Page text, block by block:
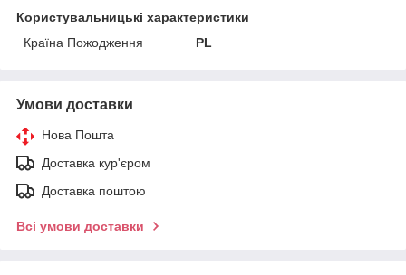
Користувальницькі характеристики
Країна Пожодження
PL
Умови доставки
Нова Пошта
Доставка кур'єром
Доставка поштою
Всі умови доставки